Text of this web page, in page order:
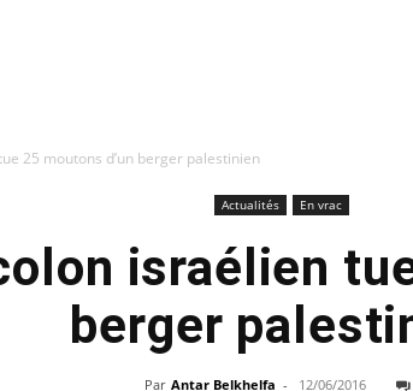
25 moutons d’un berger palestinien
Actualités En vrac
israélien
berger
Par Antar Belkhelfa - 12/06/2016